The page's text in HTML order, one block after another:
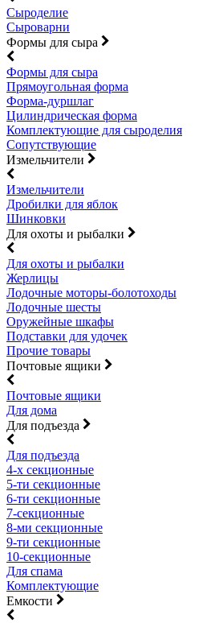
Сыроделие
Сыроварни
Формы для сыра
Формы для сыра
Прямоугольная форма
Форма-дуршлаг
Цилиндрическая форма
Комплектующие для сыроделия
Сопутствующие
Измельчители
Измельчители
Дробилки для яблок
Шинковки
Для охоты и рыбалки
Для охоты и рыбалки
Жерлицы
Лодочные моторы-болотоходы
Лодочные шесты
Оружейные шкафы
Подставки для удочек
Прочие товары
Почтовые ящики
Почтовые ящики
Для дома
Для подъезда
Для подъезда
4-х секционные
5-ти секционные
6-ти секционные
7-секционные
8-ми секционные
9-ти секционные
10-секционные
Для спама
Комплектующие
Емкости